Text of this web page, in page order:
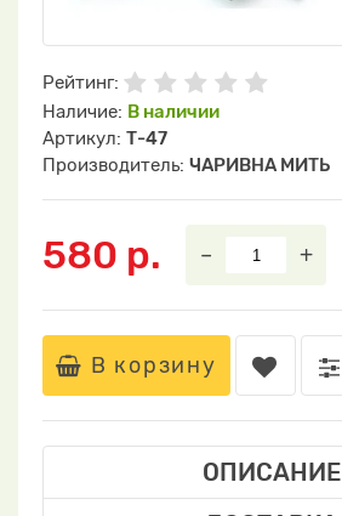
Рейтинг:
Наличие: В наличии
Артикул: Т-47
Производитель: ЧАРИВНА МИТЬ
580 р. – +
В корзину
ОПИСАНИЕ